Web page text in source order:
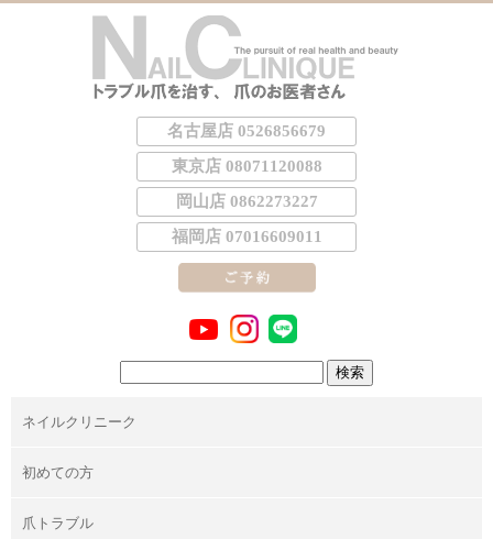
名古屋店 0526856679
東京店 08071120088
岡山店 0862273227
福岡店 07016609011
ネイルクリニーク
初めての方
爪トラブル